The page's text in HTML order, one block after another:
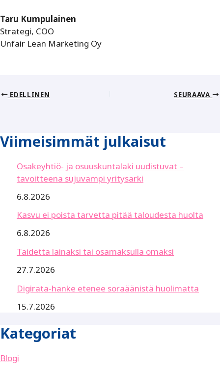
Taru Kumpulainen
Strategi, COO
Unfair Lean Marketing Oy
EDELLINEN SEURAAVA
Viimeisimmät julkaisut
Osakeyhtiö- ja osuuskuntalaki uudistuvat –
tavoitteena sujuvampi yritysarki
6.8.2026
Kasvu ei poista tarvetta pitää taloudesta huolta
6.8.2026
Taidetta lainaksi tai osamaksulla omaksi
27.7.2026
Digirata-hanke etenee soraäänistä huolimatta
15.7.2026
Kategoriat
Blogi